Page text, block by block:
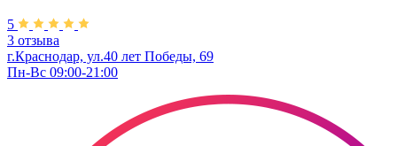
5
3 отзыва
г.Краснодар, ул.40 лет Победы, 69
Пн-Вс 09:00-21:00